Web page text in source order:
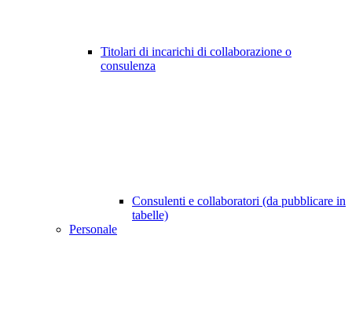
Titolari di incarichi di collaborazione o
consulenza
Consulenti e collaboratori (da pubblicare in
tabelle)
Personale